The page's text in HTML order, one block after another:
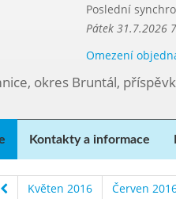
Poslední
Pátek 31.7.2026
Omezení
okres Bruntál,
Kontakty a informace
Květen 2016 Červen